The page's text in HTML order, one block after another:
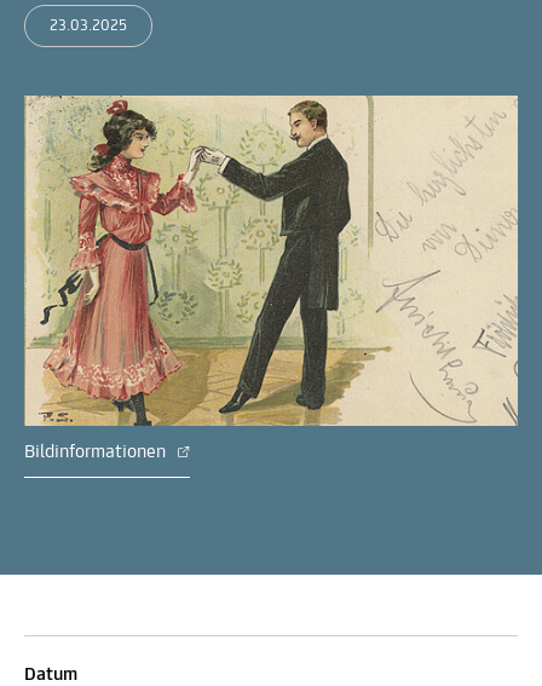
23.03.2025
Bildinformationen
Datum